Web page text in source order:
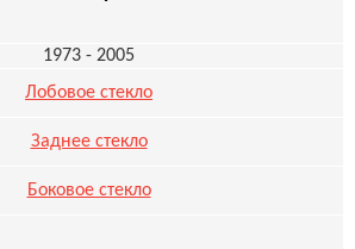
1973 - 2005
Лобовое стекло
Заднее стекло
Боковое стекло